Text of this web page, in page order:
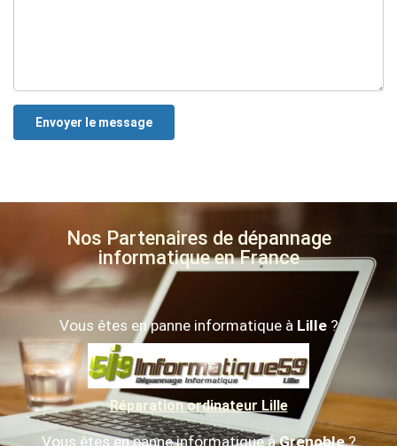
Envoyer le message
Nos Partenaires de dépannage
informatique en France
Vous êtes en panne informatique à Lille